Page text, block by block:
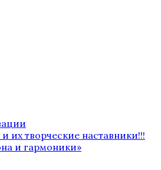
их творческие наставники!!!
и гармоники»